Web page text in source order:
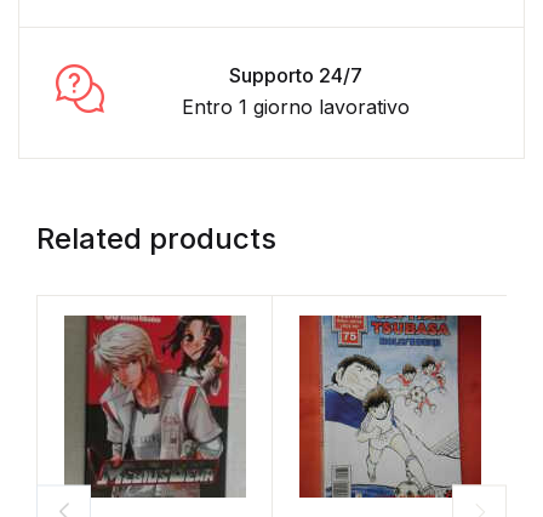
Supporto 24/7
Entro 1 giorno lavorativo
Related products